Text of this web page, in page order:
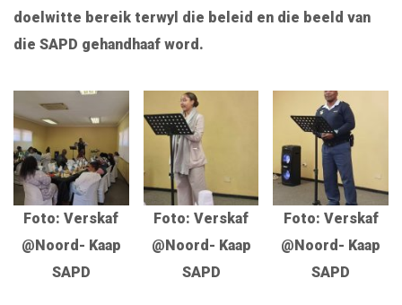
doelwitte bereik terwyl die beleid en die beeld van
die SAPD gehandhaaf word.
Foto: Verskaf
@Noord- Kaap
SAPD
Foto: Verskaf
@Noord- Kaap
SAPD
Foto: Verskaf
@Noord- Kaap
SAPD